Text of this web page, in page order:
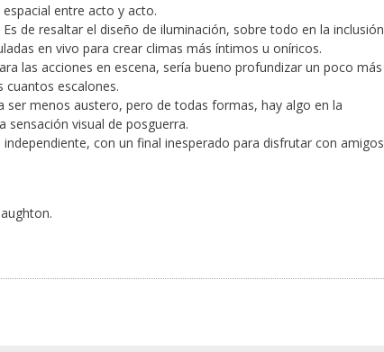
espacial entre acto y acto.
Es de resaltar el diseño de iluminación, sobre todo en la inclusión
en vivo para crear climas más íntimos u oníricos.
las acciones en escena, sería bueno profundizar un poco más
cuantos escalones.
menos austero, pero de todas formas, hay algo en la
sensación visual de posguerra.
con un final inesperado para disfrutar con amigos